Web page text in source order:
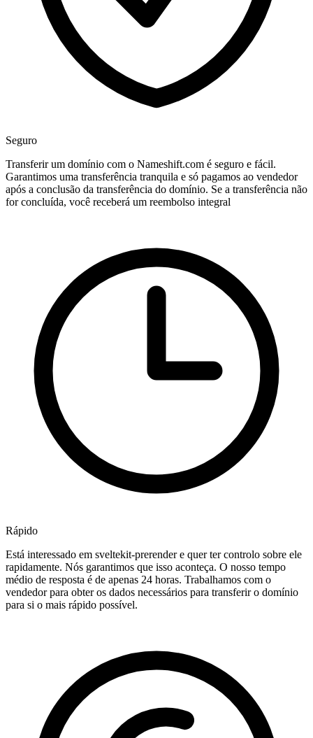
Seguro
Transferir um domínio com o Nameshift.com é seguro e fácil.
Garantimos uma transferência tranquila e só pagamos ao vendedor
após a conclusão da transferência do domínio. Se a transferência não
for concluída, você receberá um reembolso integral
Rápido
Está interessado em sveltekit-prerender e quer ter controlo sobre ele
rapidamente. Nós garantimos que isso aconteça. O nosso tempo
médio de resposta é de apenas 24 horas. Trabalhamos com o
vendedor para obter os dados necessários para transferir o domínio
para si o mais rápido possível.